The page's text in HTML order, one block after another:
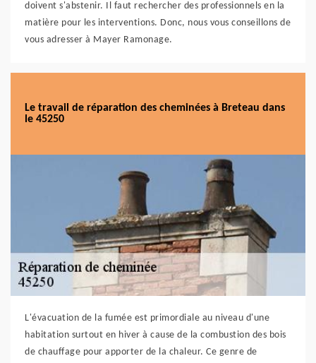
doivent s'abstenir. Il faut rechercher des professionnels en la
matière pour les interventions. Donc, nous vous conseillons de
vous adresser à Mayer Ramonage.
Le travail de réparation des cheminées à Breteau dans
le 45250
L'évacuation de la fumée est primordiale au niveau d'une
habitation surtout en hiver à cause de la combustion des bois
de chauffage pour apporter de la chaleur. Ce genre de